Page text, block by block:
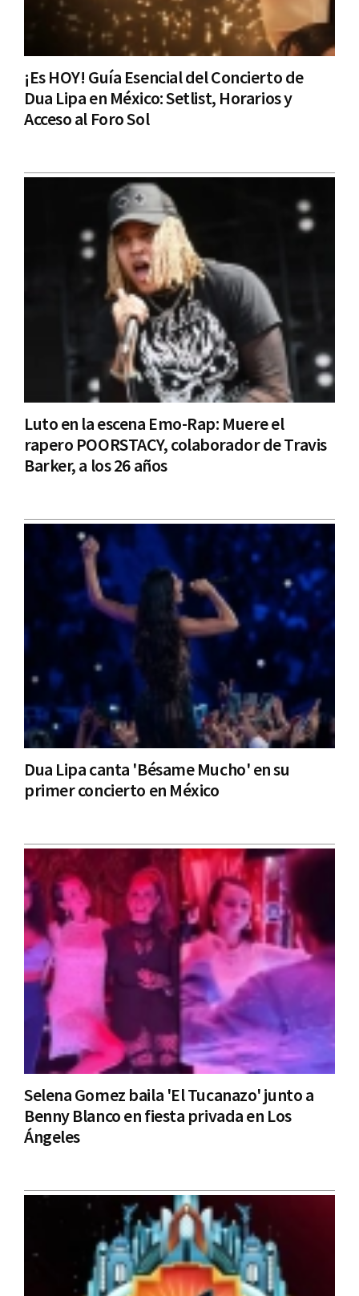
¡Es HOY! Guía Esencial del Concierto de
Dua Lipa en México: Setlist, Horarios y
Acceso al Foro Sol
Luto en la escena Emo-Rap: Muere el
rapero POORSTACY, colaborador de Travis
Barker, a los 26 años
Dua Lipa canta 'Bésame Mucho' en su
primer concierto en México
Selena Gomez baila 'El Tucanazo' junto a
Benny Blanco en fiesta privada en Los
Ángeles